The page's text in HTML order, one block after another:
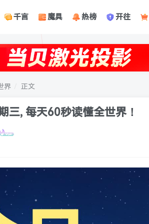
千言 魔具 热榜 开往
界 正文
三, 每天60秒读懂全世界！